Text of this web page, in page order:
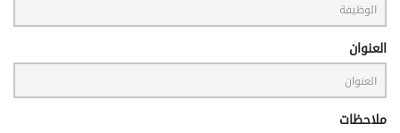
العنوان
ملاحظات